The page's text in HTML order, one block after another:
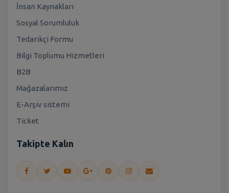
İnsan Kaynakları
Sosyal Sorumluluk
Tedarikçi Formu
Bilgi Toplumu Hizmetleri
B2B
Mağazalarımız
E-Arşiv sistemi
Ticket
Takipte Kalın